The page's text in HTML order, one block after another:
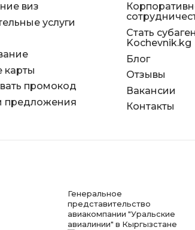
виз
услуги
карты
промокод
предложения
Стать
Kochevnik.kg
Блог
Отзывы
Вакансии
Контакты
Генеральное
представительство
авиакомпании "Уральские
авиалинии" в Кыргызстане